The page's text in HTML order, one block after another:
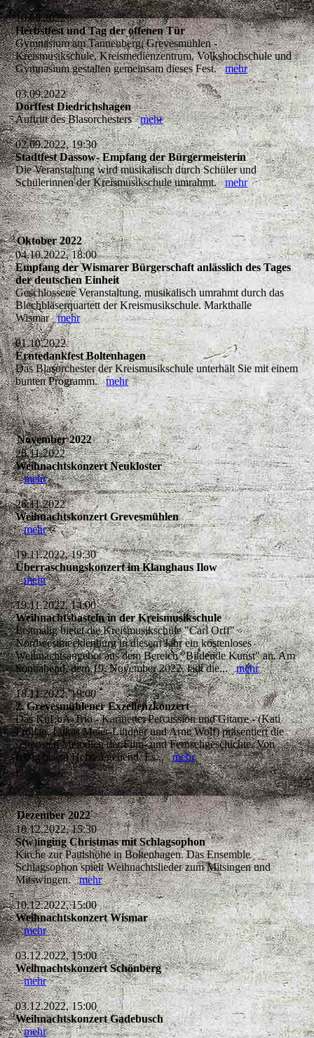
10.09.2022
Herbstfest und Tag der offenen Tür
Gymnasium am Tannenberg, Grevesmühlen -
Kreismusikschule, Kreismedienzentrum, Volkshochschule und
Gymnasium gestalten gemeinsam dieses Fest.mehr
03.09.2022
Dorffest Diedrichshagen
Auftritt des Blasorchestersmehr
02.09.2022, 19:30
Stadtfest Dassow- Empfang der Bürgermeisterin
Die Veranstaltung wird musikalisch durch Schüler und
Schülerinnen der Kreismusikschule umrahmt.mehr
Oktober 2022
04.10.2022, 18:00
Empfang der Wismarer Bürgerschaft anlässlich des Tages
der deutschen Einheit
Geschlossene Veranstaltung, musikalisch umrahmt durch das
Blechbläserquartett der Kreismusikschule. Markthalle
Wismarmehr
01.10.2022
Erntedankfest Boltenhagen
Das Blasorchester der Kreismusikschule unterhält Sie mit einem
bunten Programm.mehr
November 2022
26.11.2022
Weihnachtskonzert Neukloster
mehr
26.11.2022
Weihnachtskonzert Grevesmühlen
mehr
19.11.2022, 19:30
Überraschungskonzert im Klanghaus Ilow
mehr
19.11.2022, 14:00
Weihnachtsbasteln in der Kreismusikschule
Erstmalig bietet die Kreismusikschule "Carl Orff"
Nordwestmecklenburg in diesem Jahr ein kostenloses
Weihnachtsangebot aus dem Bereich "Bildende Kunst" an. Am
Sonnabend, dem 19. November 2022, lädt die...mehr
18.11.2022, 19:00
2. Grevesmühlener Exzellenzkonzert
Das KuLuA-Trio - Karinette, Percussion und Gitarre - (Kati
Frölian, Lukas Meier-Lindner und Arne Wolf) präsentiert die
schönsten Melodien der Film- und Fernsehgeschichte. Von
fetzig bis zu Herzen gehend. Es...mehr
Dezember 2022
18.12.2022, 15:30
S(w)inging Christmas mit Schlagsophon
Kirche zur Paulshöhe in Boltenhagen. Das Ensemble
Schlagsophon spielt Weihnachtslieder zum Mitsingen und
Mitswingen.mehr
10.12.2022, 15:00
Weihnachtskonzert Wismar
mehr
03.12.2022, 15:00
Weihnachtskonzert Schönberg
mehr
03.12.2022, 15:00
Weihnachtskonzert Gadebusch
mehr